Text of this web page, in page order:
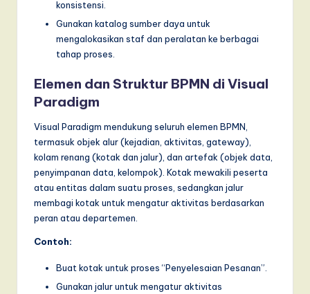
konsistensi.
Gunakan katalog sumber daya untuk
mengalokasikan staf dan peralatan ke berbagai
tahap proses.
Elemen dan Struktur BPMN di Visual
Paradigm
Visual Paradigm mendukung seluruh elemen BPMN,
termasuk objek alur (kejadian, aktivitas, gateway),
kolam renang (kotak dan jalur), dan artefak (objek data,
penyimpanan data, kelompok). Kotak mewakili peserta
atau entitas dalam suatu proses, sedangkan jalur
membagi kotak untuk mengatur aktivitas berdasarkan
peran atau departemen.
Contoh:
Buat kotak untuk proses “Penyelesaian Pesanan”.
Gunakan jalur untuk mengatur aktivitas